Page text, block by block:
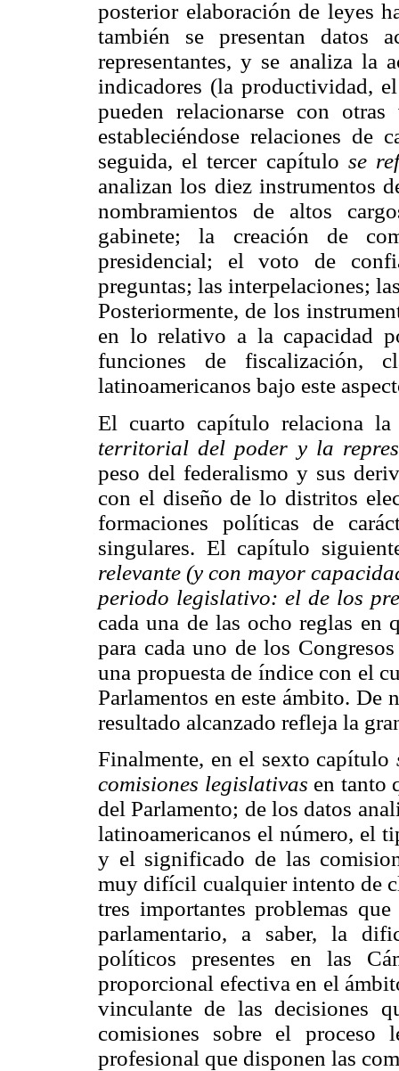
posterior elaboración de leyes
también se presentan datos
representantes, y se analiza la
indicadores (la productividad,
pueden relacionarse con
estableciéndose relaciones de
seguida, el tercer capítulo se
analizan los diez instrumentos
nombramientos de altos
gabinete; la creación de
presidencial; el voto de
preguntas; las interpelaciones;
Posteriormente, de los
en lo relativo a la capacidad
funciones de fiscalización,
latinoamericanos bajo este
El cuarto capítulo relaciona
territorial del poder y la
peso del federalismo y sus
con el diseño de lo distritos
formaciones políticas de
singulares. El capítulo
relevante (y con mayor
periodo legislativo: el de los
cada una de las ocho reglas en
para cada uno de los
una propuesta de índice con el
Parlamentos en este ámbito. De
resultado alcanzado refleja la
Finalmente, en el sexto capítulo
comisiones legislativas en tanto
del Parlamento; de los datos
latinoamericanos el número, el
y el significado de las
muy difícil cualquier intento de
tres importantes problemas
parlamentario, a saber, la
políticos presentes en las
proporcional efectiva en el
vinculante de las decisiones
comisiones sobre el
profesional que disponen las